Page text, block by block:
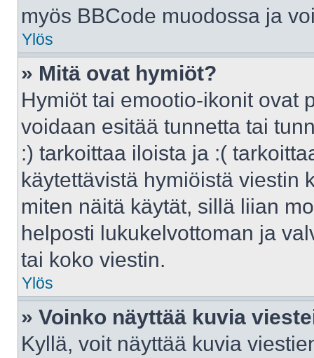
myös BBCode muodossa ja
Ylös
» Mitä ovat hymiöt?
Hymiöt tai emootio-ikonit ovat
voidaan esitää tunnetta tai
:) tarkoittaa iloista ja :(
käytettävistä hymiöistä viestin
miten näitä käytät, sillä liian
helposti lukukelvottoman ja
tai koko viestin.
Ylös
» Voinko näyttää kuvia
Kyllä, voit näyttää kuvia